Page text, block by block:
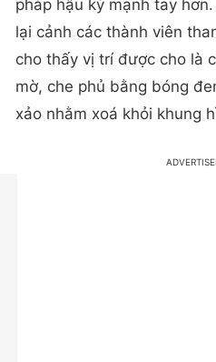
pháp hậu kỳ mạnh tay
lại cảnh các thành viên
cho thấy vị trí được cho là
mờ, che phủ bằng bóng
xảo nhằm xoá khỏi khung